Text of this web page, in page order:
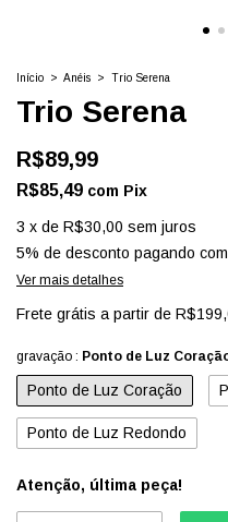
Início > Anéis > Trio Serena
Trio Serena
R$89,99
R$85,49 com Pix
3 x de R$30,00 sem juros
5% de desconto pagando
Ver mais detalhes
Frete grátis a partir de
gravação : Ponto de Luz
Ponto de Luz Coração
Ponto de Luz Redondo
Atenção, última peça!